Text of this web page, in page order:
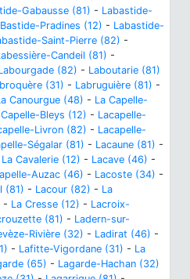
Gabausse (81) - Labastide-
Pradines (12) - Labastide-
Saint-Pierre (82) -
Candeil (81) -
(82) - Laboutarie (81)
(31) - Labruguière (81) -
Canourgue (48) - La Capelle-
Bleys (12) - Lacapelle-
Livron (82) - Lacapelle-
Ségalar (81) - Lacaune (81) -
La Cavalerie (12) - Lacave (46) -
Auzac (46) - Lacoste (34) -
(81) - Lacour (82) - La
- La Cresse (12) - Lacroix-
(81) - Ladern-sur-
Rivière (32) - Ladirat (46) -
- Lafitte-Vigordane (31) - La
(65) - Lagarde-Hachan (32)